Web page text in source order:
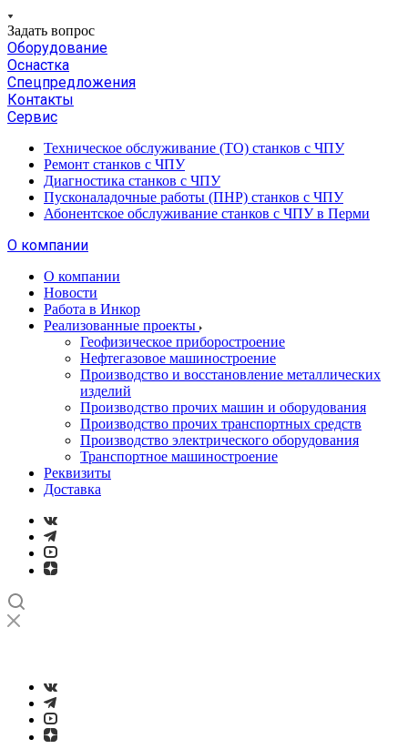
Задать вопрос
Оборудование
Оснастка
Спецпредложения
Контакты
Сервис
Техническое обслуживание (ТО) станков с ЧПУ
Ремонт станков с ЧПУ
Диагностика станков с ЧПУ
Пусконаладочные работы (ПНР) станков с ЧПУ
Абонентское обслуживание станков с ЧПУ в Перми
О компании
О компании
Новости
Работа в Инкор
Реализованные проекты
Геофизическое приборостроение
Нефтегазовое машиностроение
Производство и восстановление металлических
изделий
Производство прочих машин и оборудования
Производство прочих транспортных средств
Производство электрического оборудования
Транспортное машиностроение
Реквизиты
Доставка